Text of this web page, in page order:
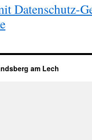
Datenschutz-
am Lech